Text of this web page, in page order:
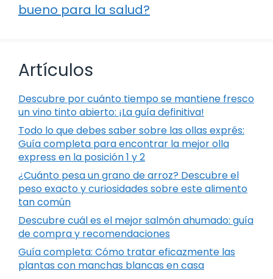
bueno para la salud?
Artículos
Descubre por cuánto tiempo se mantiene fresco
un vino tinto abierto: ¡La guía definitiva!
Todo lo que debes saber sobre las ollas exprés:
Guía completa para encontrar la mejor olla
express en la posición 1 y 2
¿Cuánto pesa un grano de arroz? Descubre el
peso exacto y curiosidades sobre este alimento
tan común
Descubre cuál es el mejor salmón ahumado: guía
de compra y recomendaciones
Guía completa: Cómo tratar eficazmente las
plantas con manchas blancas en casa